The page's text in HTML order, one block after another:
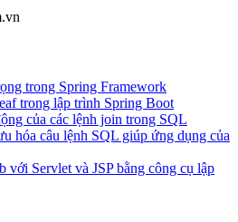
trong Spring Framework
trong lập trình Spring Boot
của các lệnh join trong SQL
hóa câu lệnh SQL giúp ứng dụng của
với Servlet và JSP bằng công cụ lập